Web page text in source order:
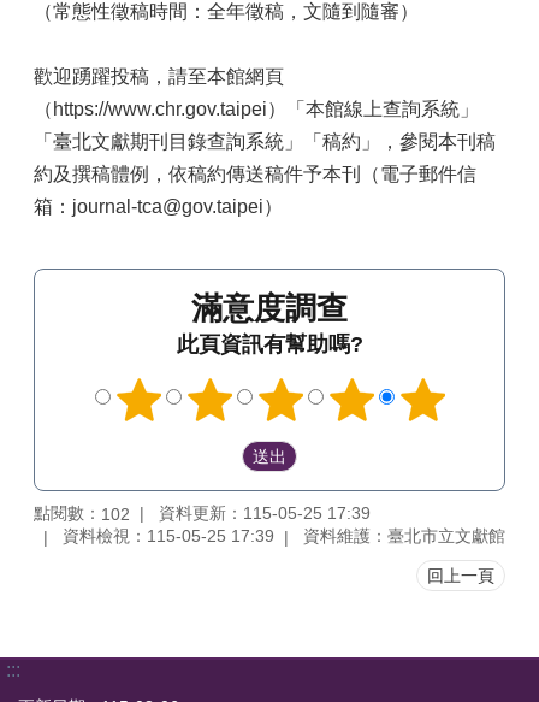
（常態性徵稿時間：全年徵稿，文隨到隨審）
歡迎踴躍投稿，請至本館網頁
（https://www.chr.gov.taipei）「本館線上查詢系統」
「臺北文獻期刊目錄查詢系統」「稿約」，參閱本刊稿
約及撰稿體例，依稿約傳送稿件予本刊（電子郵件信
箱：journal-tca@gov.taipei）
滿意度調查
此頁資訊有幫助嗎?
點閱數： 102
資料更新：115-05-25 17:39
資料檢視：115-05-25 17:39
資料維護：臺北市立文獻館
回上一頁
:::